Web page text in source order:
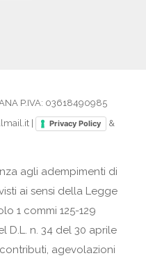
P.IVA: 03618490985
|
Privacy Policy &
agli adempimenti di
ai sensi della Legge
1 commi 125-129
D.L. n. 34 del 30 aprile
agevolazioni